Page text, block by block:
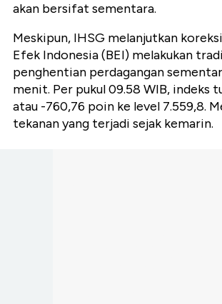
akan bersifat sementara.
Meskipun, IHSG melanjutkan
Efek Indonesia (BEI) melakukan
penghentian perdagangan
menit. Per pukul 09.58 WIB, indeks
atau -760,76 poin ke level 7.559,8.
tekanan yang terjadi sejak kemarin.